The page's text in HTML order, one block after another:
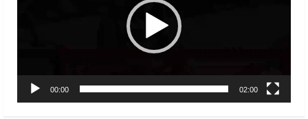
00:00 02:00